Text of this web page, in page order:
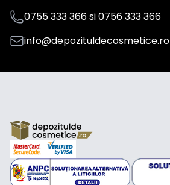
0755 333 366si0756 333 366
info@depozituldecosmetice.ro